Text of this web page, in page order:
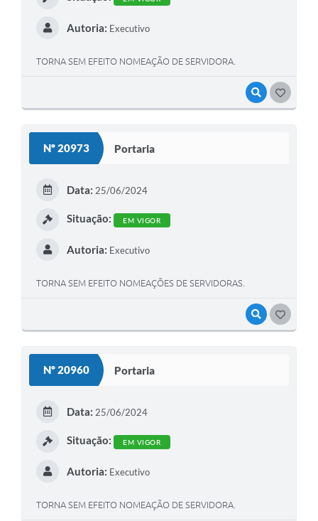
VISUALIZAR
Autoria: Executivo
TORNA SEM EFEITO NOMEAÇÃO DE SERVIDORA.
Nº 20973 Portaria
VISUALIZAR
Data: 25/06/2024
Situação: EM VIGOR
Autoria: Executivo
TORNA SEM EFEITO NOMEAÇÕES DE SERVIDORAS.
Nº 20960 Portaria
Data: 25/06/2024
Situação: EM VIGOR
Autoria: Executivo
TORNA SEM EFEITO NOMEAÇÃO DE SERVIDORA.